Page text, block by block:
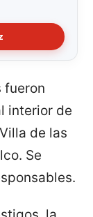
fueron
interior de
de las
Se